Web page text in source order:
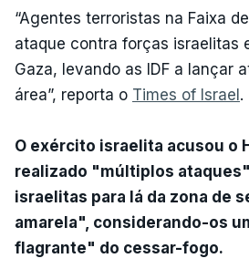
“Agentes terroristas na Faixa
ataque contra forças israelitas
Gaza, levando as IDF a lançar
área”, reporta o Times of Israel.
O exército israelita acusou o
realizado "múltiplos
israelitas para lá da zona de
amarela", considerando-os
flagrante" do cessar-fogo.